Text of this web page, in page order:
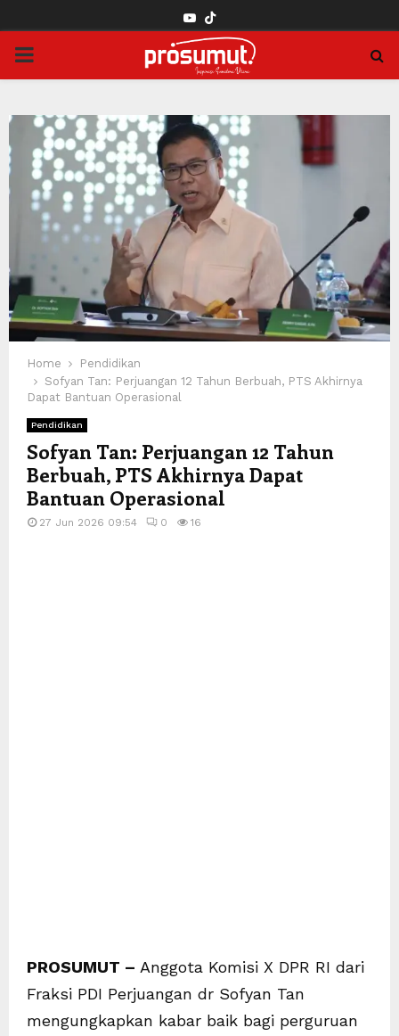
YOUTUBE
PRIMARY
Home
Pendidikan
Sofyan Tan: Perjuangan 12 Tahun Berbuah, PTS Akhirnya
Dapat Bantuan Operasional
Pendidikan
Sofyan Tan: Perjuangan 12 Tahun
Berbuah, PTS Akhirnya Dapat
Bantuan Operasional
27 Jun 2026 09:54 0 16
PROSUMUT – Anggota Komisi X DPR RI dari
Fraksi PDI Perjuangan dr Sofyan Tan
mengungkapkan kabar baik bagi perguruan